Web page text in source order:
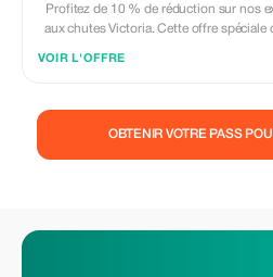
Profitez de 10 % de réduction sur nos
aux chutes Victoria. Cette offre spéciale
uniquement pour les nouvelles
VOIR L'OFFRE
OBTENIR VOTRE PASS